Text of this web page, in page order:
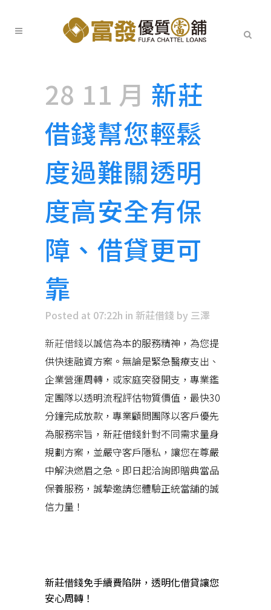
28 11 月 新莊
借錢幫您輕鬆
度過難關透明
度高安全有保
障、借貸更可
靠
Posted at 07:22h in 新莊借錢 by 三澤
新莊借錢以誠信為本的服務精神，為您提
供快速融資方案。無論是緊急醫療支出、
企業營運周轉，或家庭突發開支，專業鑑
定團隊以透明流程評估物質價值，最快30
分鐘完成放款，專業顧問團隊以客戶優先
為服務宗旨，新莊借錢針對不同需求量身
規劃方案，並嚴守客戶隱私，讓您在尊嚴
中解決燃眉之急。即日起洽詢即贈典當品
保養服務，誠摯邀請您體驗正統當舖的誠
信力量！
新莊借錢免手續費陷阱，透明化借貸讓您
安心周轉！